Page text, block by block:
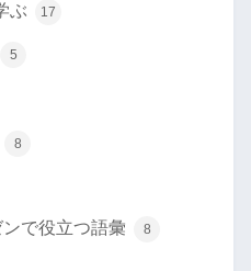
ぶ 17
5
8
で役立つ語彙 8